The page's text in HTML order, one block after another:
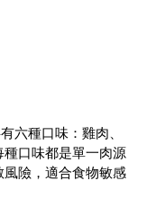
有六種口味：雞肉、
口味都是單一肉源
險，適合食物敏感